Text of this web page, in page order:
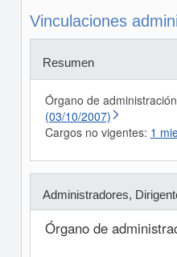
Vinculaciones
Resumen
Órgano de
(03/10/2007)
Cargos no vigentes: 1
Administradores,
Órgano de